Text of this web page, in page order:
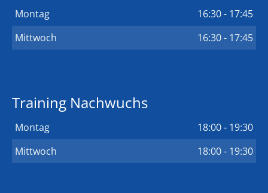
Montag
16:30 - 17:45
Mittwoch
16:30 - 17:45
Training Nachwuchs
Montag
18:00 - 19:30
Mittwoch
18:00 - 19:30